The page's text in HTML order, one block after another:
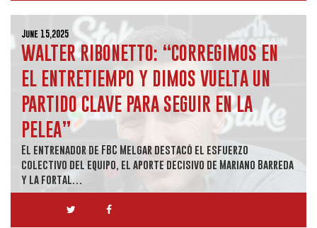
June 15,2025
WALTER RIBONETTO: “CORREGIMOS EN
EL ENTRETIEMPO Y DIMOS VUELTA UN
PARTIDO CLAVE PARA SEGUIR EN LA
PELEA”
El entrenador de FBC Melgar destacó el esfuerzo
colectivo del equipo, el aporte decisivo de Mariano Barreda
y la fortal…